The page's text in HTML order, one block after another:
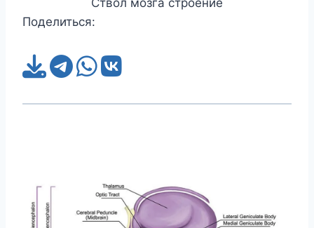
Поделиться: